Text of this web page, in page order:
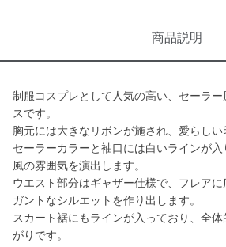
商品説明
制服コスプレとして人気の高い、セーラ
スです。
胸元には大きなリボンが施され、愛らしい
セーラーカラーと袖口には白いラインが
風の雰囲気を演出します。
ウエスト部分はギャザー仕様で、フレア
ガントなシルエットを作り出します。
スカート裾にもラインが入っており、全
がりです。